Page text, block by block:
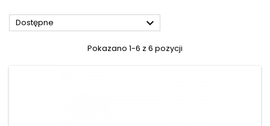
Dostępne 
Pokazano 1-6 z 6 pozycji